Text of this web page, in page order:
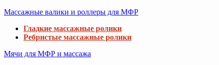
Массажные валики и роллеры для МФР
Гладкие массажные ролики
Ребристые массажные ролики
Мячи для МФР и массажа